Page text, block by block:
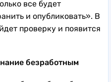
все будет
и опубликовать». В
проверку и появится
безработным